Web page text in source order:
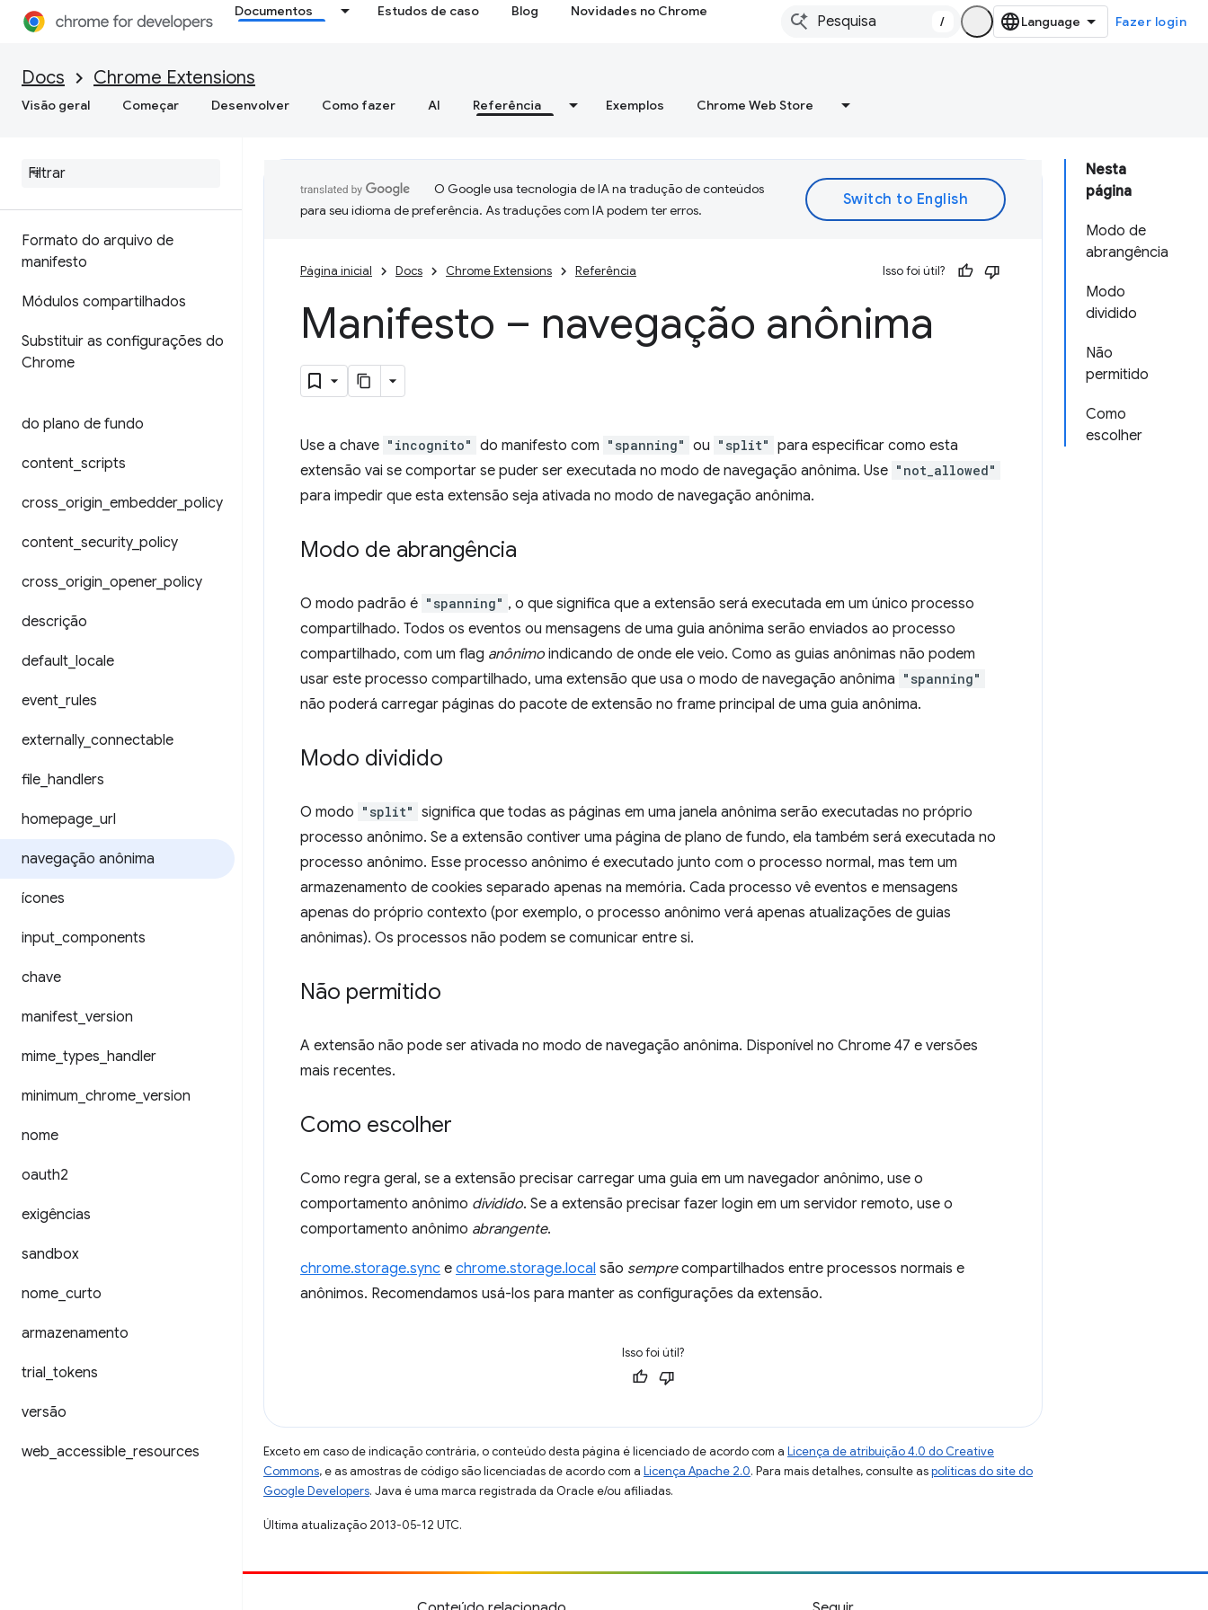
Documentos Estudos de caso Blog Novidades no Chrome
/ Fazer login
Docs Chrome Extensions
Visão geral Começar Desenvolver Como fazer AI Referência Exemplos Chrome Web Store
Formato do arquivo de
manifesto
Módulos compartilhados
Substituir as configurações do
Chrome
do plano de fundo
content scripts
cross origin embedder_ policy
content security_ policy
cross origin opener_ policy
descrição
default locale
event rules
externally_ connectable
file handlers
homepage url
navegação anônima
ícones
input components
chave
manifest version
mime types handler
minimum chrome version
nome
oauth2
exigências
sandbox
nome curto
armazenamento
trial tokens
versão
web accessible resources
Nesta
página
Modo de
abrangência
Modo
dividido
Não
permitido
Como
escolher
O Google usa tecnologia de IA na tradução de conteúdos
para seu idioma de preferência. As traduções com IA podem ter erros.
Página inicial Docs Chrome Extensions Referência Isso foi útil?
Manifesto – navegação anônima
Use a chave "incognito" do manifesto com "spanning" ou "split" para especificar como esta
extensão vai se comportar se puder ser executada no modo de navegação anônima. Use "not_allowed"
para impedir que esta extensão seja ativada no modo de navegação anônima.
Modo de abrangência
O modo padrão é "spanning" , o que significa que a extensão será executada em um único processo
compartilhado. Todos os eventos ou mensagens de uma guia anônima serão enviados ao processo
compartilhado, com um flag anônimo indicando de onde ele veio. Como as guias anônimas não podem
usar este processo compartilhado, uma extensão que usa o modo de navegação anônima "spanning"
não poderá carregar páginas do pacote de extensão no frame principal de uma guia anônima.
Modo dividido
O modo "split" significa que todas as páginas em uma janela anônima serão executadas no próprio
processo anônimo. Se a extensão contiver uma página de plano de fundo, ela também será executada no
processo anônimo. Esse processo anônimo é executado junto com o processo normal, mas tem um
armazenamento de cookies separado apenas na memória. Cada processo vê eventos e mensagens
apenas do próprio contexto (por exemplo, o processo anônimo verá apenas atualizações de guias
anônimas). Os processos não podem se comunicar entre si.
Não permitido
A extensão não pode ser ativada no modo de navegação anônima. Disponível no Chrome 47 e versões
mais recentes.
Como escolher
Como regra geral, se a extensão precisar carregar uma guia em um navegador anônimo, use o
comportamento anônimo dividido. Se a extensão precisar fazer login em um servidor remoto, use o
comportamento anônimo abrangente.
chrome.storage.sync e chrome.storage.local são semprecompartilhados entre processos normais e
anônimos. Recomendamos usá-los para manter as configurações da extensão.
Isso foi útil?
Exceto em caso de indicação contrária, o conteúdo desta página é licenciado de acordo com a Licença de atribuição 4.0 do Creative
Commons, e as amostras de código são licenciadas de acordo com a Licença Apache 2.0. Para mais detalhes, consulte aspolíticas do site do
Google Developers. Java é uma marca registrada da Oracle e/ou afiliadas.
Última atualização 2013-05-12 UTC.